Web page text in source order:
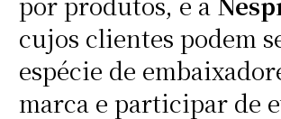
cujos clientes podem
espécie de
marca e participar de